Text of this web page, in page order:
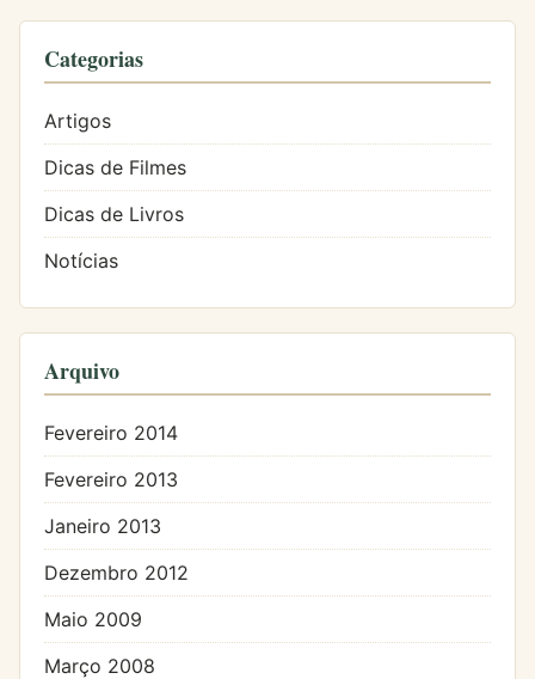
Categorias
Artigos
Dicas de Filmes
Dicas de Livros
Notícias
Arquivo
Fevereiro 2014
Fevereiro 2013
Janeiro 2013
Dezembro 2012
Maio 2009
Março 2008